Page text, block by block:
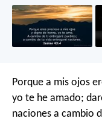
Porque a mis ojos
yo te he amado;
naciones a cambio